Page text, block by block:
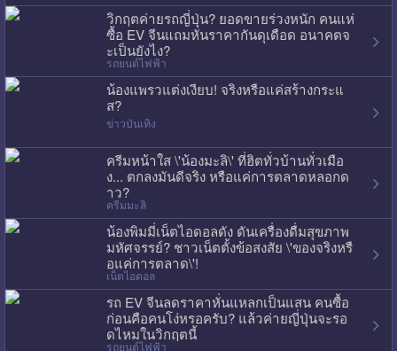
วิกฤตค่ายรถญี่ปุ่น? ยอดขายร่วงหนัก คนแห่
ซื้อ EV จีนแถมหั่นราคากันดุเดือด อนาคตจ
ะเป็นยังไง?
รถยนต์ไฟฟ้า
น้องแพรวแต่งเงียบ! จริงหรือแค่สร้างกระแ
ส?
ข่าวบันเทิง
ครีมหน้าใส \'น้องมะลิ\' ที่ฮิตทั่วบ้านทั่วเมือ
ง... ตกลงมันดีจริง หรือแค่การตลาดหลอกด
าว?
ครีมมะลิ
น้องพิมมี่เน็ตไอดอลดัง ดันเครื่องดื่มสุขภาพ
มหัศจรรย์? ชาวเน็ตตั้งข้อสงสัย \'ของจริงหรื
อแค่การตลาด\'!
เน็ตไอดอล
รถ EV จีนลดราคาหั่นแหลกเป็นแสน คนซื้อ
ก่อนคือคนโง่หรอครับ? แล้วค่ายญี่ปุ่นจะรอ
ดไหมในวิกฤตนี้
รถยนต์ไฟฟ้า